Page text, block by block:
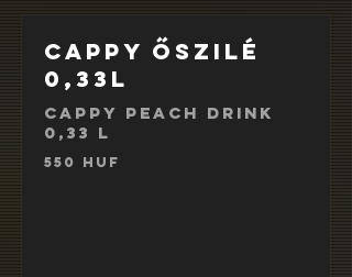
Cappy őszilé
0,33l
Cappy Peach Drink
0,33 l
550 HUF